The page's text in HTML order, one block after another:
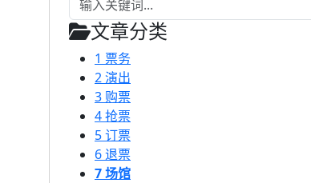
文章分类
1 票务
2演出
3 购票
4抢票
5订票
6退票
7场馆